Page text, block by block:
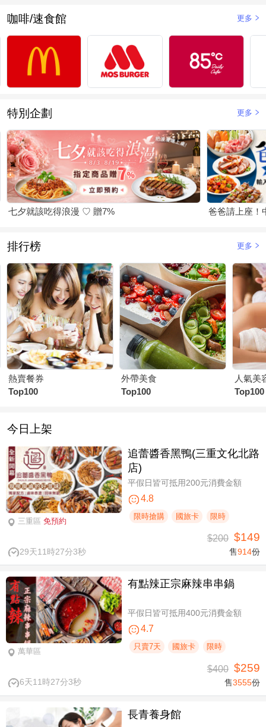
咖啡/速食館 更多
特別企劃 更多
七夕就該吃得浪漫 ♡ 贈7% 爸爸請上座！
排行榜 更多
熱賣餐券
Top100
外帶美食
Top100
人氣美
Top100
今日上架
三重區 免預約
追蕾醬香黑鴨(三重文化北路
店)
平假日皆可抵用200元消費金額
4.8
限時搶購 國旅卡 限時
29天11時27分2秒
$200 $149
售914份
萬華區
有點辣正宗麻辣串串鍋
平假日皆可抵用400元消費金額
4.7
只賣7天 國旅卡 限時
6天11時27分2秒
$400 $259
售3555份
長青養身館